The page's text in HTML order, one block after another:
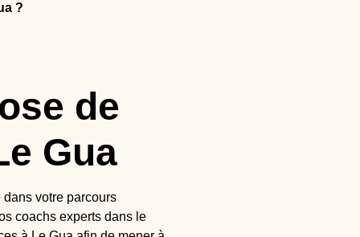
?
de
Gua
votre parcours
coachs experts dans le